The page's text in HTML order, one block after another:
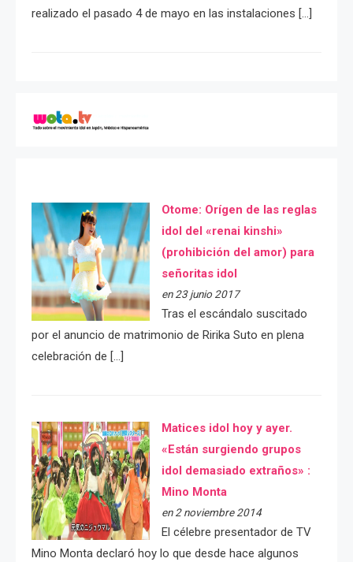
realizado el pasado 4 de mayo en las instalaciones […]
Otome: Orígen de las reglas
idol del «renai kinshi»
(prohibición del amor) para
señoritas idol
en 23 junio 2017
Tras el escándalo suscitado
por el anuncio de matrimonio de Ririka Suto en plena
celebración de […]
Matices idol hoy y ayer.
«Están surgiendo grupos
idol demasiado extraños» :
Mino Monta
en 2 noviembre 2014
El célebre presentador de TV
Mino Monta declaró hoy lo que desde hace algunos